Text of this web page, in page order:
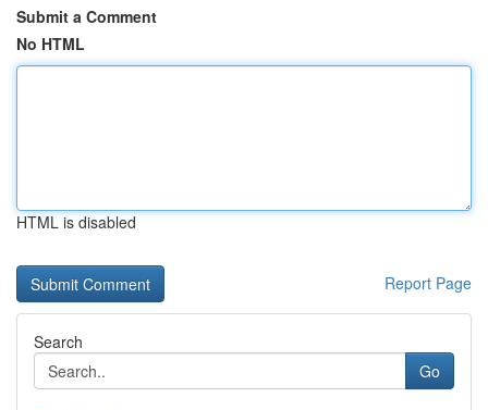
Submit a Comment
No HTML
HTML is disabled
Report Page
Search
Go